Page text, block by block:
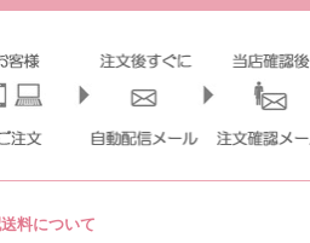
料について